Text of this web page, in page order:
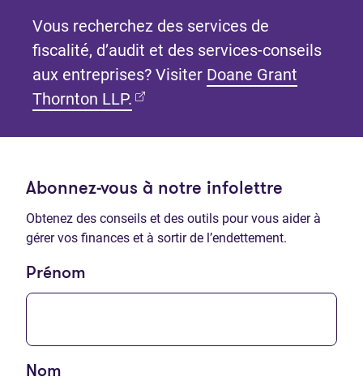
Vous recherchez des services de
fiscalité, d’audit et des services-conseils
aux entreprises? Visiter Doane Grant
Thornton LLP. (Ouvre dans un nouvel onglet)
Abonnez-vous à notre infolettre
Obtenez des conseils et des outils pour vous aider à
gérer vos finances et à sortir de l’endettement.
Prénom
Nom